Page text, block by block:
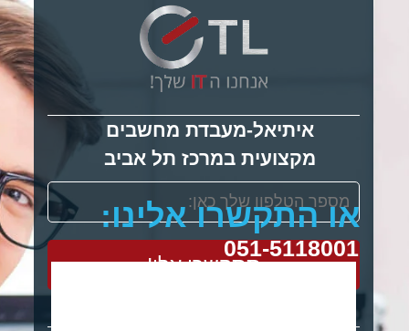
איתיאל-מעבדת מחשבים
מקצועית במרכז תל אביב
תתקשרו אלי!
או התקשרו אלינו:
051-5118001